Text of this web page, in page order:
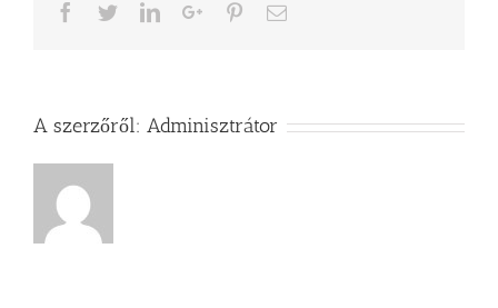
Facebook
TwitterLinkedInGoogle+PinterestEmail
A szerzőről: Adminisztrátor